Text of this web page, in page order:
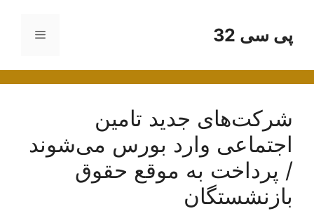
محتواپی سی 32 فهرست
شرکت‌های جدید تامین
اجتماعی وارد بورس می‌شوند
/ پرداخت به موقع حقوق
بازنشستگان